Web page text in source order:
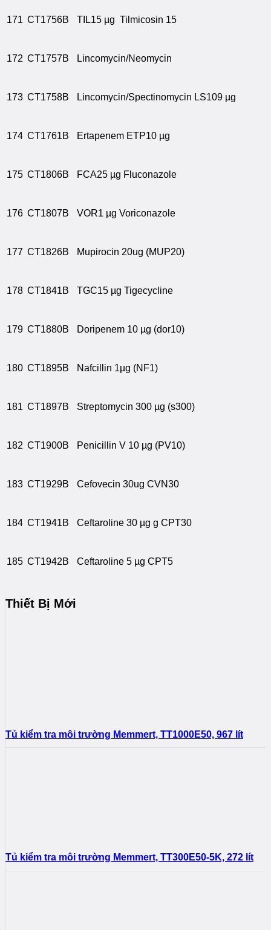
171 CT1756B TIL15 µg Tilmicosin 15
172 CT1757B Lincomycin/Neomycin
173 CT1758B Lincomycin/Spectinomycin LS109 µg
174 CT1761B Ertapenem ETP10 µg
175 CT1806B FCA25 µg Fluconazole
176 CT1807B VOR1 µg Voriconazole
177 CT1826B Mupirocin 20ug (MUP20)
178 CT1841B TGC15 µg Tigecycline
179 CT1880B Doripenem 10 µg (dor10)
180 CT1895B Nafcillin 1µg (NF1)
181 CT1897B Streptomycin 300 µg (s300)
182 CT1900B Penicillin V 10 µg (PV10)
183 CT1929B Cefovecin 30ug CVN30
184 CT1941B Ceftaroline 30 µg g CPT30
185 CT1942B Ceftaroline 5 µg CPT5
Thiết Bị Mới
Tủ kiểm tra môi trường Memmert, TT1000E50, 967 lít
Tủ kiểm tra môi trường Memmert, TT300E50-5K, 272 lít